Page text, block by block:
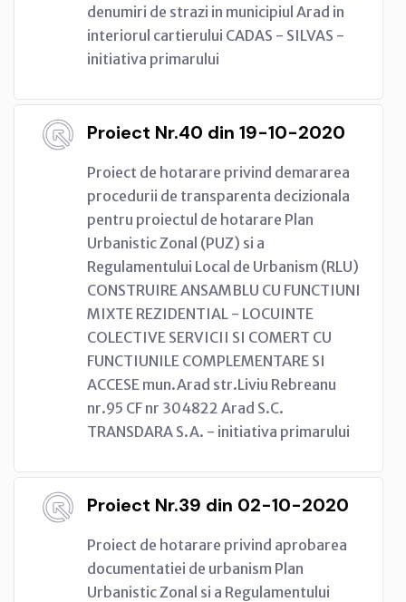
denumiri de strazi in municipiul Arad in
interiorul cartierului CADAS - SILVAS -
initiativa primarului
Proiect Nr.40 din 19-10-2020
Proiect de hotarare privind demararea
procedurii de transparenta decizionala
pentru proiectul de hotarare Plan
Urbanistic Zonal (PUZ) si a
Regulamentului Local de Urbanism (RLU)
CONSTRUIRE ANSAMBLU CU FUNCTIUNI
MIXTE REZIDENTIAL - LOCUINTE
COLECTIVE SERVICII SI COMERT CU
FUNCTIUNILE COMPLEMENTARE SI
ACCESE mun.Arad str.Liviu Rebreanu
nr.95 CF nr 304822 Arad S.C.
TRANSDARA S.A. - initiativa primarului
Proiect Nr.39 din 02-10-2020
Proiect de hotarare privind aprobarea
documentatiei de urbanism Plan
Urbanistic Zonal si a Regulamentului